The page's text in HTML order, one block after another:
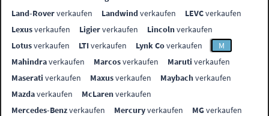
Land-Roververkaufen Landwindverkaufen LEVCverkaufen
Lexusverkaufen Ligierverkaufen Lincolnverkaufen
Lotusverkaufen LTIverkaufen Lynk Coverkaufen
M
Mahindraverkaufen Marcosverkaufen Maruti verkaufen
Maserati verkaufen Maxusverkaufen Maybachverkaufen
Mazdaverkaufen McLarenverkaufen
Mercedes-Benzverkaufen Mercuryverkaufen MGverkaufen